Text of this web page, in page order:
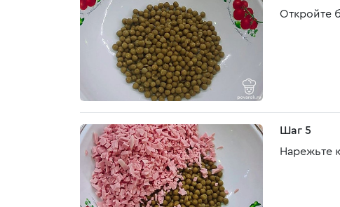
Откройте
Шаг 5
Нарежьте